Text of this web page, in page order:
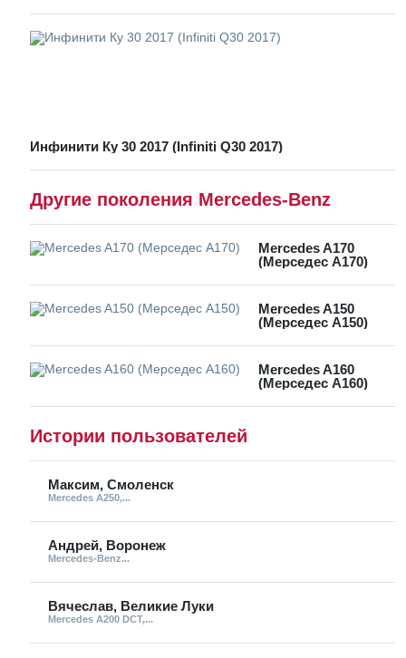
Инфинити Ку 30 2017 (Infiniti Q30 2017)
Другие поколения Mercedes-Benz
Mercedes A170
(Мерседес А170)
Mercedes A150
(Мерседес А150)
Mercedes A160
(Мерседес А160)
Истории пользователей
Максим, Смоленск
Mercedes A250,...
Андрей, Воронеж
Mercedes-Benz...
Вячеслав, Великие Луки
Mercedes A200 DCT,...